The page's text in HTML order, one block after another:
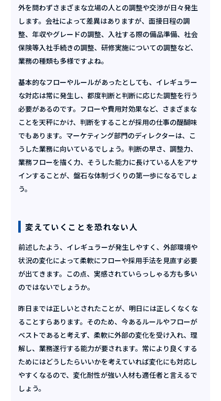
外を問わずさまざまな立場の人との調整や交渉が日々発生
します。会社によって差異はありますが、面接日程の調
整、年収やグレードの調整、入社する際の備品準備、社会
保険等入社手続きの調整、研修実施についての調整など、
業務の種類も多様ですよね。
基本的なフローやルールがあったとしても、イレギュラー
な対応は常に発生し、都度判断と判断に応じた調整を行う
必要があるのです。フローや費用対効果など、さまざまな
ことを天秤にかけ、判断をすることが採用の仕事の醍醐味
でもあります。マーケティング部門のディレクターは、こ
うした業務に向いているでしょう。判断の早さ、調整力、
業務フローを描く力、そうした能力に長けている人をアサ
インすることが、盤石な体制づくりの第一歩になるでしょ
う。
変えていくことを恐れない人
前述したよう、イレギュラーが発生しやすく、外部環境や
状況の変化によって柔軟にフローや採用手法を見直す必要
が出てきます。この点、実感されていらっしゃる方も多い
のではないでしょうか。
昨日までは正しいとされたことが、明日には正しくなくな
ることすらあります。そのため、今あるルールやフローが
ベストであると考えず、柔軟に外部の変化を受け入れ、理
解し、業務遂行する能力が要されます。常により良くする
ためにはどうしたらいいかを考えていれば変化にも対応し
やすくなるので、変化耐性が強い人材も適任者と言えるで
しょう。